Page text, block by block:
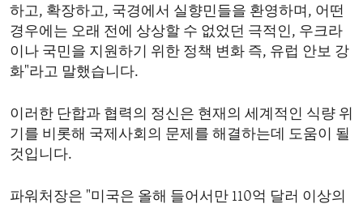
하고, 확장하고, 국경에서 실향민들을 환영하며, 어떤
경우에는 오래 전에 상상할 수 없었던 극적인, 우크라
이나 국민을 지원하기 위한 정책 변화 즉, 유럽 안보 강
화"라고 말했습니다.
이러한 단합과 협력의 정신은 현재의 세계적인 식량 위
기를 비롯해 국제사회의 문제를 해결하는데 도움이 될
것입니다.
파워처장은 "미국은 올해 들어서만 110억 달러 이상의